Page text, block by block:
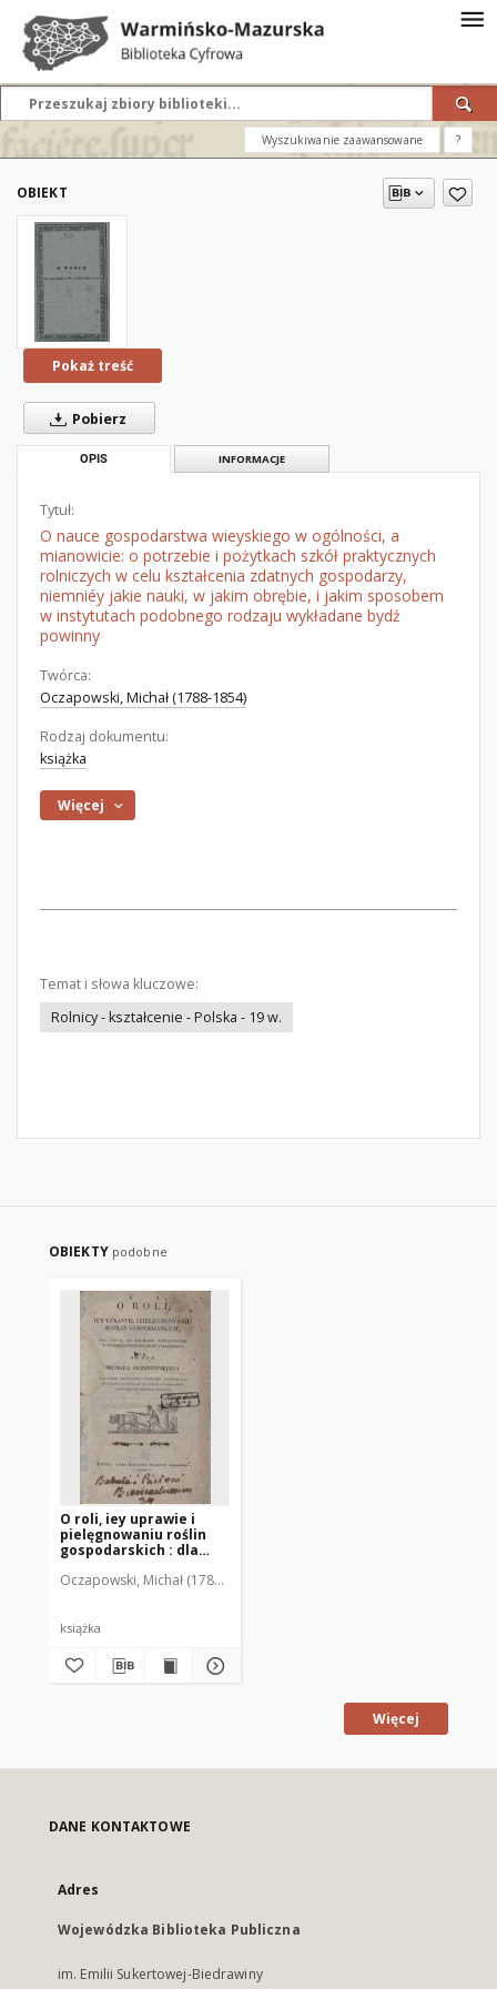
Wyszukiwanie zaawansowane ?
OBIEKT
Pokaż treść
Pobierz
OPIS INFORMACJE
Tytuł:
O nauce gospodarstwa wieyskiego w ogólności, a
mianowicie: o potrzebie i pożytkach szkół praktycznych
rolniczych w celu kształcenia zdatnych gospodarzy,
niemniéy jakie nauki, w jakim obrębie, i jakim sposobem
w instytutach podobnego rodzaju wykładane bydź
powinny
Twórca:
Oczapowski, Michał (1788-1854)
Rodzaj dokumentu:
książka
Więcej
Temat i słowa kluczowe:
Rolnicy - kształcenie - Polska - 19 w.
OBIEKTY podobne
O roli, iey uprawie i
pielęgnowaniu roślin
gospodarskich : dla
powiatowych w
Oczapowski, Michał (1788-1854)
książka
Więcej
DANE KONTAKTOWE
Adres
Wojewódzka Biblioteka Publiczna
im. Emilii Sukertowej-Biedrawiny